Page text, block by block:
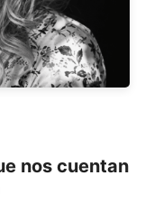
nos cuentan